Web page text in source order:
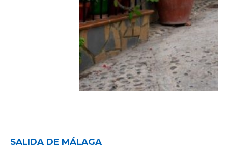
SALIDA DE MÁLAGA